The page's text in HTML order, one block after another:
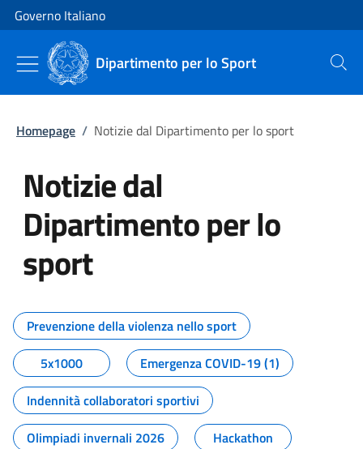
Vai al contenuto
Vai alla navigazione del sito
Governo Italiano
Dipartimento per lo Sport Cerca
Homepage / Notizie dal Dipartimento per lo sport
Notizie dal
Dipartimento per lo
sport
Tutti i contenuti della pagina
Prevenzione della violenza nello sport
5x1000
Emergenza COVID-19 (1)
Indennità collaboratori sportivi
Olimpiadi invernali 2026
Hackathon